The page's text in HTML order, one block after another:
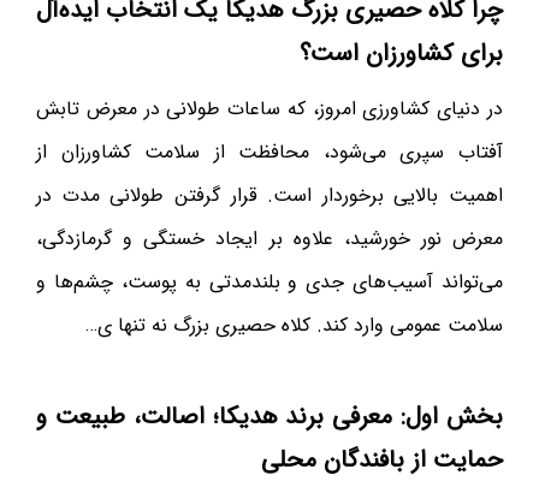
چرا کلاه حصیری بزرگ هدیکا یک انتخاب ایده‌آل
برای کشاورزان است؟
در دنیای کشاورزی امروز، که ساعات طولانی در معرض تابش
آفتاب سپری می‌شود، محافظت از سلامت کشاورزان از
اهمیت بالایی برخوردار است. قرار گرفتن طولانی مدت در
معرض نور خورشید، علاوه بر ایجاد خستگی و گرمازدگی،
می‌تواند آسیب‌های جدی و بلندمدتی به پوست، چشم‌ها و
سلامت عمومی وارد کند. کلاه حصیری بزرگ نه تنها ی…
بخش اول: معرفی برند هدیکا؛ اصالت، طبیعت و
حمایت از بافندگان محلی